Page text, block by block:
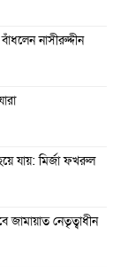
নাসীরুদ্দীন
যায়: মির্জা ফখরুল
নেতৃত্বাধীন